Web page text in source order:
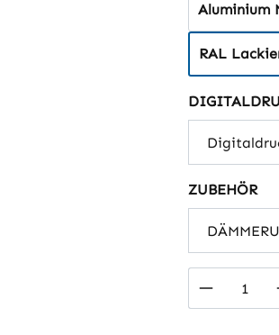
Aluminium
RAL
ZUBEHÖR